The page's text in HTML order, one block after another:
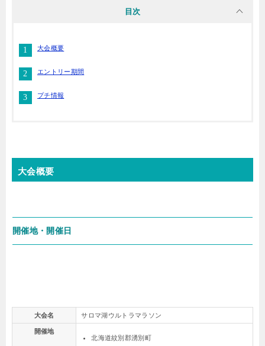
目次
大会概要
エントリー期間
プチ情報
大会概要
開催地・開催日
大会名 サロマ湖ウルトラマラソン
開催地
北海道紋別郡湧別町